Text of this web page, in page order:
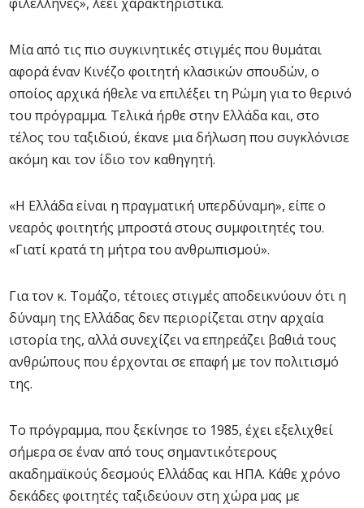
Μία από τις πιο συγκινητικές στιγμές που θυμάται
αφορά έναν Κινέζο φοιτητή κλασικών σπουδών, ο
οποίος αρχικά ήθελε να επιλέξει τη Ρώμη για το θερινό
του πρόγραμμα. Τελικά ήρθε στην Ελλάδα και, στο
τέλος του ταξιδιού, έκανε μια δήλωση που συγκλόνισε
ακόμη και τον ίδιο τον καθηγητή.
«Η Ελλάδα είναι η πραγματική υπερδύναμη», είπε ο
νεαρός φοιτητής μπροστά στους συμφοιτητές του.
«Γιατί κρατά τη μήτρα του ανθρωπισμού».
Για τον κ. Τομάζο, τέτοιες στιγμές αποδεικνύουν ότι η
δύναμη της Ελλάδας δεν περιορίζεται στην αρχαία
ιστορία της, αλλά συνεχίζει να επηρεάζει βαθιά τους
ανθρώπους που έρχονται σε επαφή με τον πολιτισμό
της.
Το πρόγραμμα, που ξεκίνησε το 1985, έχει εξελιχθεί
σήμερα σε έναν από τους σημαντικότερους
ακαδημαϊκούς δεσμούς Ελλάδας και ΗΠΑ. Κάθε χρόνο
δεκάδες φοιτητές ταξιδεύουν στη χώρα μας με